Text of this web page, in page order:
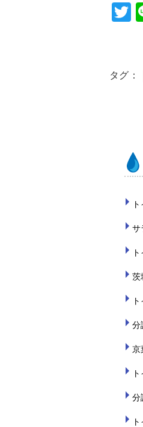
T
タグ
サ
茨
分
京
分